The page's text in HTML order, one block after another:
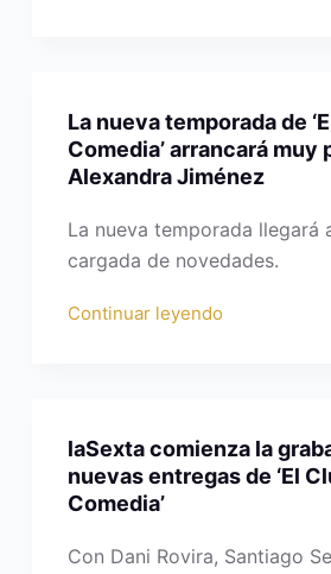
La nueva temporada de
Comedia’ arrancará muy
Alexandra Jiménez
La nueva temporada llegará
cargada de novedades.
Continuar leyendo
laSexta comienza la
nuevas entregas de ‘El
Comedia’
Con Dani Rovira, Santiago